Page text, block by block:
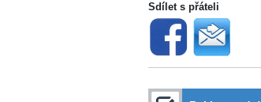
Sdílet s přáteli